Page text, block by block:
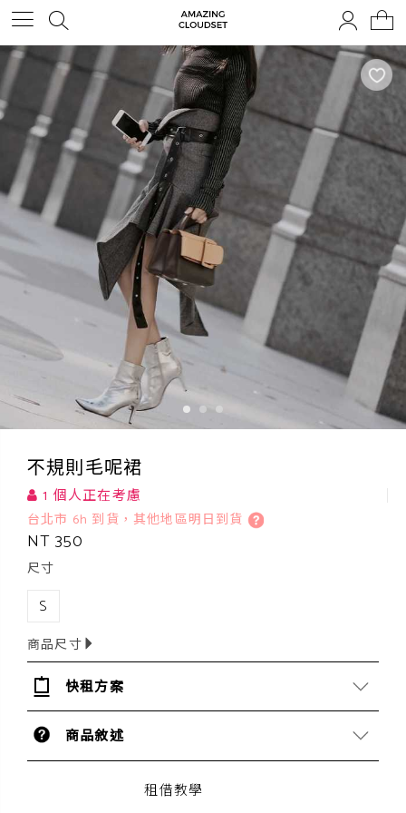
不規則毛呢裙
1 個人正在考慮
台北市 6h 到貨，其他地區明日到貨
NT 350
尺寸
S
商品尺寸
快租方案
商品敘述
租借教學